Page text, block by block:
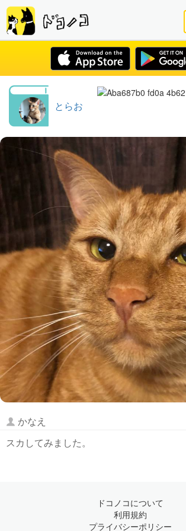
とらお
かなえ
スカしてみました。
ドコノコについて
利用規約
プライバシーポリシー